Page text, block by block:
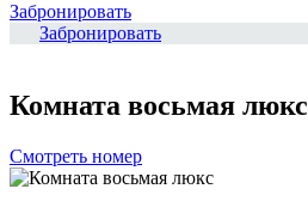
Забронировать
Забронировать
Комната восьмая люкс
Смотреть номер